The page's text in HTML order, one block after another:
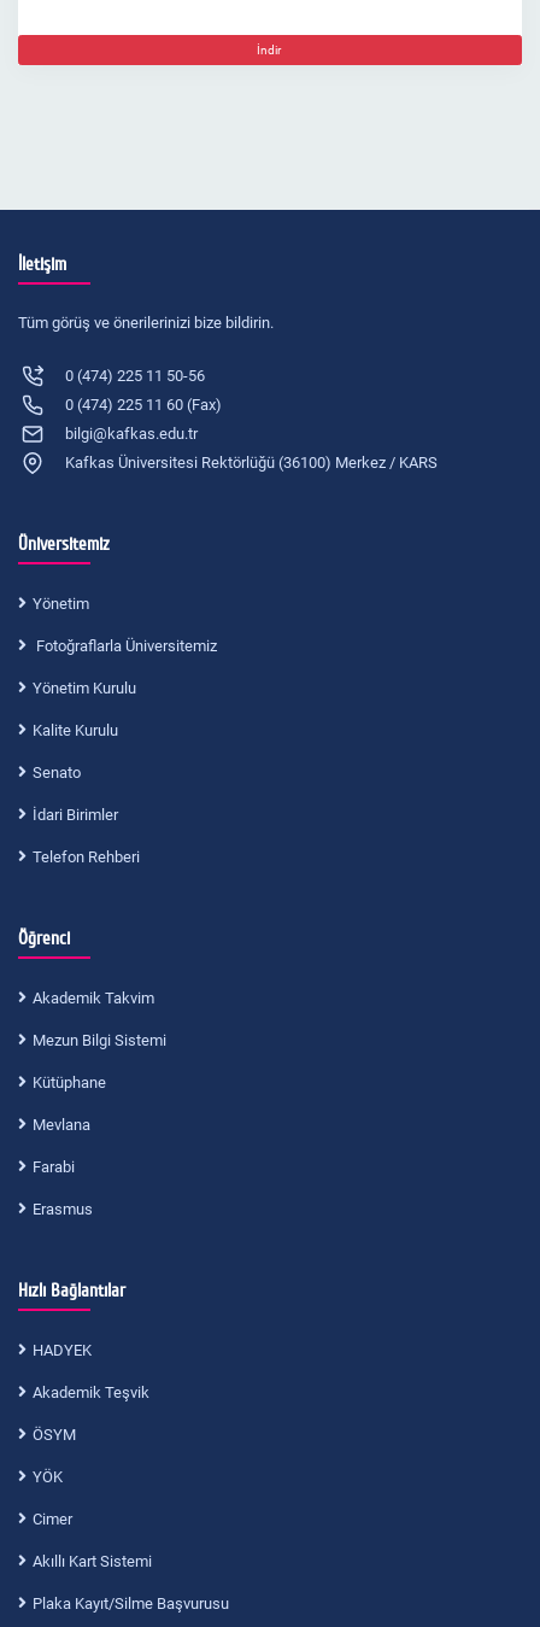
İndir
İletişim
Tüm görüş ve önerilerinizi bize bildirin.
0 (474) 225 11 50-56
0 (474) 225 11 60 (Fax)
bilgi@kafkas.edu.tr
Kafkas Üniversitesi Rektörlüğü (36100) Merkez / KARS
Üniversitemiz
Yönetim
Fotoğraflarla Üniversitemiz
Yönetim Kurulu
Kalite Kurulu
Senato
İdari Birimler
Telefon Rehberi
Öğrenci
Akademik Takvim
Mezun Bilgi Sistemi
Kütüphane
Mevlana
Farabi
Erasmus
Hızlı Bağlantılar
HADYEK
Akademik Teşvik
ÖSYM
YÖK
Cimer
Akıllı Kart Sistemi
Plaka Kayıt/Silme Başvurusu